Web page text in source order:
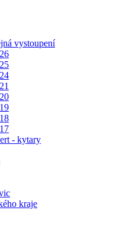
vystoupení
- kytary
kraje